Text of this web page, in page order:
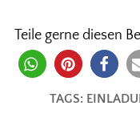
Teile gerne diesen
TAGS: